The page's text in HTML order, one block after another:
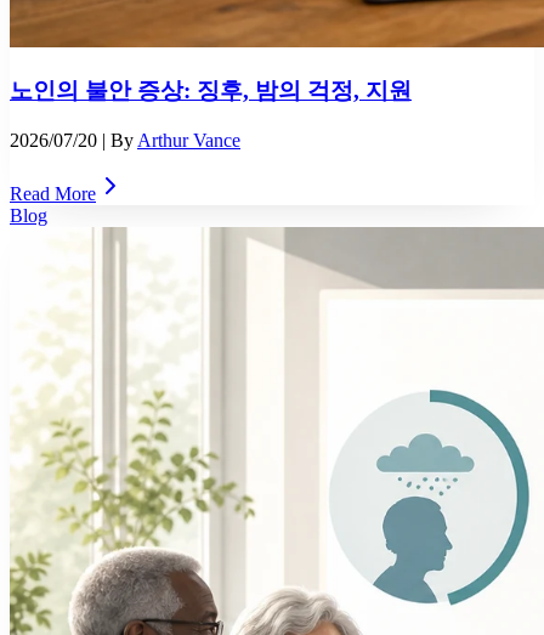
노인의 불안 증상: 징후, 밤의 걱정, 지원
2026/07/20 | By Arthur Vance
Read More
Blog